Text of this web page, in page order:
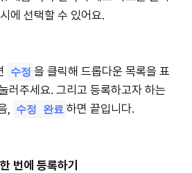
에 선택할 수 있어요.
수정 을 클릭해 드롭다운 목록을 표
러주세요. 그리고 등록하고자 하는
, 수정 완료 하면 끝입니다.
번에 등록하기